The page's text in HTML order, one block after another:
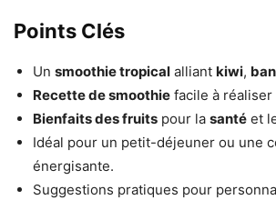
Points Clés
Un smoothie tropical alliant kiwi,
Recette de smoothie facile à réaliser
Bienfaits des fruits pour la santé et
Idéal pour un petit-déjeuner ou une
énergisante.
Suggestions pratiques pour